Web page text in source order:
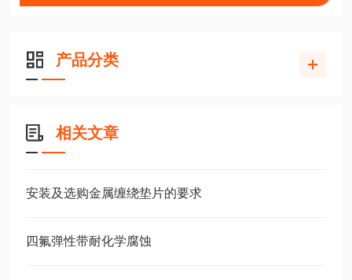
产品分类
相关文章
安装及选购金属缠绕垫片的要求
四氟弹性带耐化学腐蚀